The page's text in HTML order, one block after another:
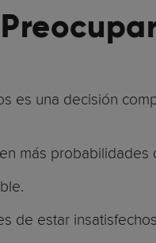
es una decisión
más
de estar